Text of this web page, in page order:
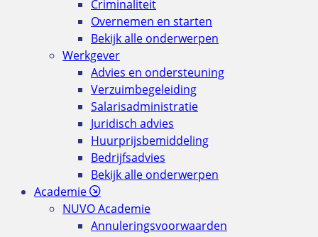
Criminaliteit
Overnemen en starten
Bekijk alle onderwerpen
Werkgever
Advies en ondersteuning
Verzuimbegeleiding
Salarisadministratie
Juridisch advies
Huurprijsbemiddeling
Bedrijfsadvies
Bekijk alle onderwerpen
Academie
NUVO Academie
Annuleringsvoorwaarden